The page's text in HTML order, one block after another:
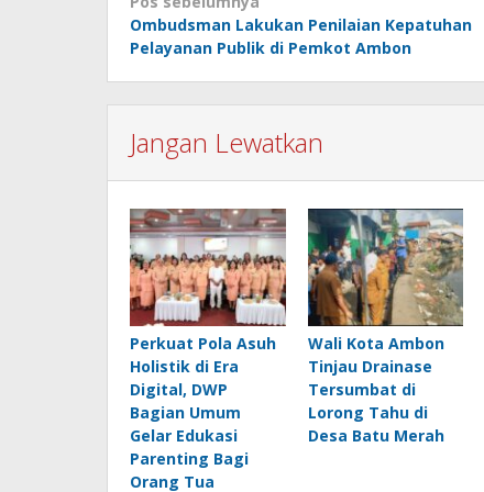
pos
Ombudsman Lakukan Penilaian Kepatuhan
Pelayanan Publik di Pemkot Ambon
Jangan Lewatkan
Perkuat Pola Asuh
Holistik di Era
Digital, DWP
Bagian Umum
Gelar Edukasi
Parenting Bagi
Orang Tua
Wali Kota Ambon
Tinjau Drainase
Tersumbat di
Lorong Tahu di
Desa Batu Merah